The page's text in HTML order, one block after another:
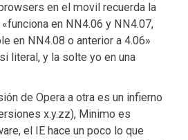
en el movil recuerda la
en NN4.06 y NN4.07,
en NN4.08 o anterior a 4.06»
literal, y la solte yo en una
de Opera a otra es un infierno
x.y.zz), Minimo es
el IE hace un poco lo que